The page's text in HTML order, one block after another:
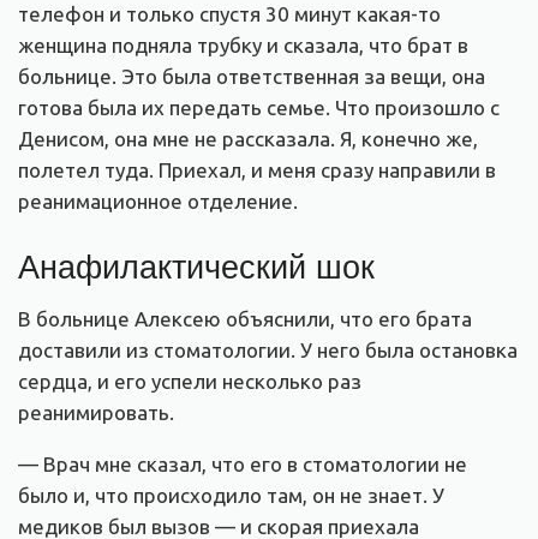
телефон и только спустя 30 минут какая-то
женщина подняла трубку и сказала, что брат в
больнице. Это была ответственная за вещи, она
готова была их передать семье. Что произошло с
Денисом, она мне не рассказала. Я, конечно же,
полетел туда. Приехал, и меня сразу направили в
реанимационное отделение.
Анафилактический шок
В больнице Алексею объяснили, что его брата
доставили из стоматологии. У него была остановка
сердца, и его успели несколько раз
реанимировать.
— Врач мне сказал, что его в стоматологии не
было и, что происходило там, он не знает. У
медиков был вызов — и скорая приехала